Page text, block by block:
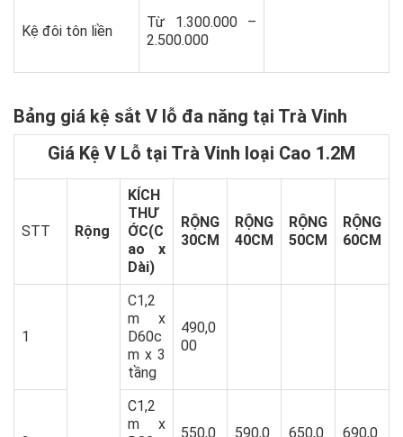
Kệ đôi tôn liền
Từ 1.300.000 –
2.500.000
Bảng giá kệ sắt V lỗ đa năng tại Trà Vinh
Giá Kệ V Lỗ tại Trà Vinh loại Cao 1.2M
STT Rộng
KÍCH
THƯ
ỚC(C
ao x
Dài)
RỘNG
30CM
RỘNG
40CM
RỘNG
50CM
RỘNG
60CM
1
C1,2
m x
D60c
m x 3
tầng
490,0
00
C1,2
m x
550,0
590,0
650,0
690,0